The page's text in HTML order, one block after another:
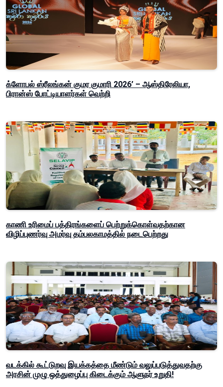
க்ளோபல் ஸ்ரீலங்கன் குமர குமாரி 2026’ – ஆஸ்திரேலியா,
பிரான்ஸ் போட்டியாளர்கள் வெற்றி
காணி உரிமைப் பத்திரங்களைப் பெற்றுக்கொள்வதற்கான
விழிப்புணர்வு அமர்வு தம்பலகாமத்தில் நடைபெற்றது
வடக்கில் கூட்டுறவு இயக்கத்தை மீண்டும் வலுப்படுத்துவதற்கு
அரசின் முழு ஒத்துழைப்பு கிடைக்கும் ஆளுநர் உறுதி!